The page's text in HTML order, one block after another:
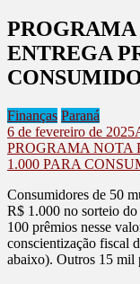
PROGRAMA
ENTREGA
Finanças Paraná
6 de fevereiro de 2025
PROGRAMA NOTA
1.000 PARA
Consumidores de 50
R$ 1.000 no sorteio
100 prêmios nesse
conscientização fiscal
abaixo). Outros 15 mil